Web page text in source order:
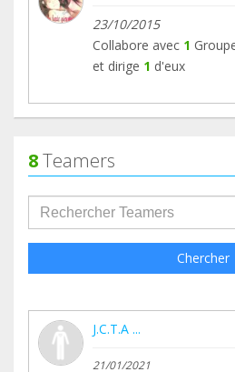
23/10/2015
Collabore avec 1
et dirige 1 d'eux
8Teamers
Chercher
J.C.T.A ...
21/01/2021